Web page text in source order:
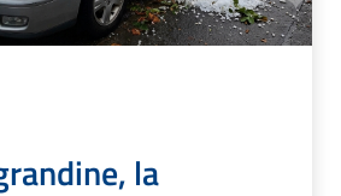
la